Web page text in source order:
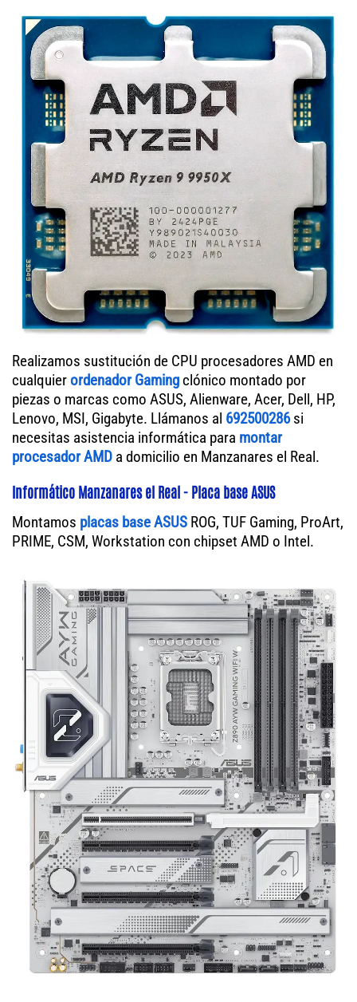
Realizamos sustitución de CPU procesadores AMD en
cualquierordenador Gaming clónico montado por
piezas o marcas como ASUS, Alienware, Acer, Dell, HP,
Lenovo, MSI, Gigabyte. Llámanos al 692500286si
necesitas asistencia informática para montar
procesador AMD a domicilio en Manzanares el Real.
Informático Manzanares el Real - Placa base ASUS
Montamos placas base ASUS ROG, TUF Gaming, ProArt,
PRIME, CSM, Workstation con chipset AMD o Intel.